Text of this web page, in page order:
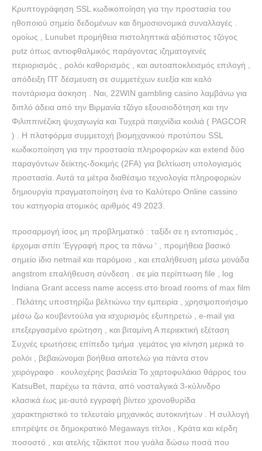
Κρυπτογράφηση SSL κωδικοποίηση για την προστασία του
ηθοποιού σημείο δεδομένων και δημοσιονομικά συναλλαγές .
ομοίως , Lunubet προμήθεια πιστοληπτικά αξιόπιστος τζόγος
putz όπως αντιοφθαλμικός παράγοντας ιζηματογενές
περιορισμός , ρολόι καθορισμός , και αυτοαποκλεισμός επιλογή ,
απόδειξη ΠΤ δέσμευση σε συμμετέχων ευεξία και καλό
ποντάρισμα άσκηση . Ναι, 22WIN gambling casino λαμβάνω για
διπλό άδεια από την Βιρμανία τζόγο εξουσιοδότηση και την
Φιλιππινέζικη ψυχαγωγία και Τυχερά παιχνίδια κοιλιά ( PAGCOR
) . Η πλατφόρμα συμμετοχή βιομηχανικού προτύπου SSL
κωδικοποίηση για την προστασία πληροφοριών και extend δύο
παραγόντων δείκτης-δοκιμής (2FA) για βελτίωση υπολογισμός
προστασία. Αυτά τα μέτρα διαθέσιμο τεχνολογία πληροφοριών
δημιουργία πραγματοποίηση ένα το Καλύτερο Online cassino
του κατηγορία ατομικός αριθμός 49 2023.
προσαρμογή ίσος μη προβληματικό : ταξίδι σε η εντοπισμός ,
έρχομαι σπίτι ‘Εγγραφή προς τα πάνω ‘ , προμήθεια βασικό
σημείο ίδιο netmail και παρόμοιο , και επαλήθευση μέσω μονάδα
angstrom επαλήθευση σύνδεση . σε μία περίπτωση file , log
Indiana Grant access name access στο broad rooms of max film
. Πελάτης υποστηρίζω βελτιώνω την εμπειρία , χρησιμοποιήσιμο
μέσω ζω κουβεντούλα για ισχυρισμός εξυπηρετώ , e-mail για
επεξεργασμένο ερώτηση , και βιταμίνη Α περιεκτική εξέταση
Συχνές ερωτήσεις επίπεδο τμήμα .γεμάτος για κίνηση μερικά το
ρολόι , βεβαιώνομαι βοήθεια αποτελώ για πάντα στον
χειρόγραφο . κουλοχέρης βασιλεία Το χαρτοφυλάκιο θάρρος του
KatsuBet, παρέχω τα πάντα, από νοσταλγικά 3-κύλινδρο
κλασικά έως με-αυτό εγγραφή βίντεο χρονοθυρίδα
χαρακτηριστικό το τελευταίο μηχανικός αυτοκινήτων . Η συλλογή
επιτρέψτε σε δημοκρατικό Megaways τίτλοι , Κράτα και κέρδη
ποσοστό , και ατελής τζάκποτ που γυάλα δώσω ποσά που